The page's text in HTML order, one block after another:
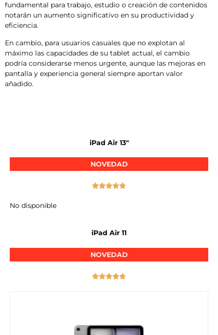
fundamental para trabajo, estudio o creación de contenidos
notarán un aumento significativo en su productividad y
eficiencia.
En cambio, para usuarios casuales que no explotan al
máximo las capacidades de su tablet actual, el cambio
podría considerarse menos urgente, aunque las mejoras en
pantalla y experiencia general siempre aportan valor
añadido.
iPad Air 13″
NOVEDAD

No disponible
iPad Air 11
NOVEDAD
